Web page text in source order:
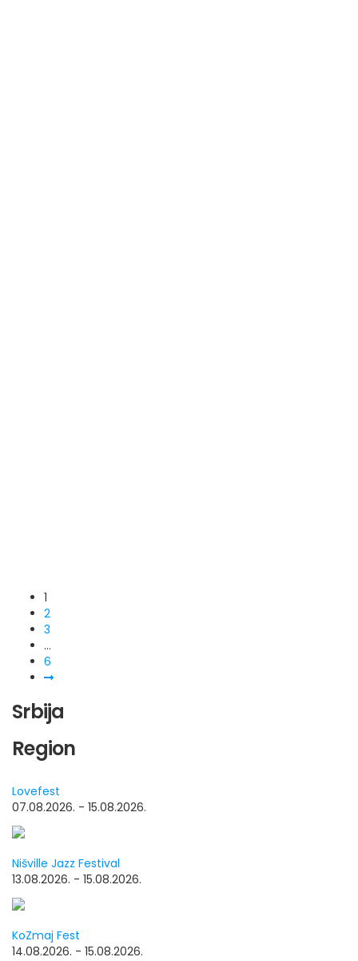
Lokerse Feesten
Rock Herk
1
2
3
…
6
Srbija
Region
Lovefest
07.08.2026. - 15.08.2026.
Nišville Jazz Festival
13.08.2026. - 15.08.2026.
KoZmaj Fest
14.08.2026. - 15.08.2026.